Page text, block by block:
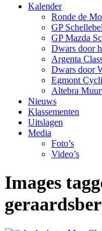
Kalender
Ronde de
GP
GP Mazda
Dwars door
Argenta
Dwars door
Egmont
Altebra
Nieuws
Klassementen
Uitslagen
Media
Foto’s
Video’s
Images